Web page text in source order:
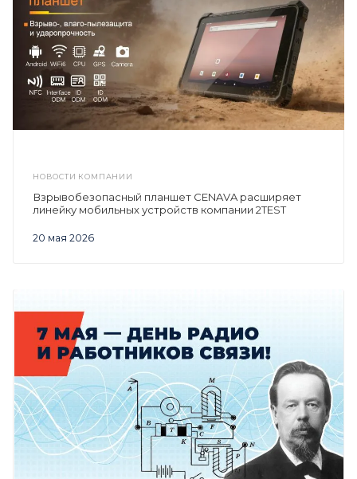
НОВОСТИ КОМПАНИИ
20 мая 2026
Взрывобезопасный планшет CENAVA расширяет
линейку мобильных устройств компании 2TEST